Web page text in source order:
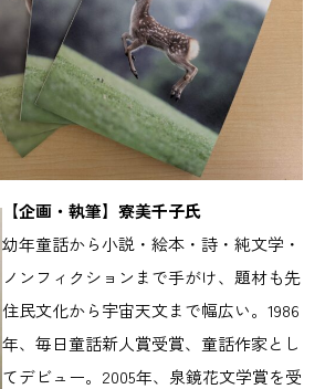
【企画・執筆】寮美千子氏
幼年童話から小説・絵本・詩・純文学・
ノンフィクションまで手がけ、題材も先
住民文化から宇宙天文まで幅広い。1986
年、毎日童話新人賞受賞、童話作家とし
てデビュー。2005年、泉鏡花文学賞を受